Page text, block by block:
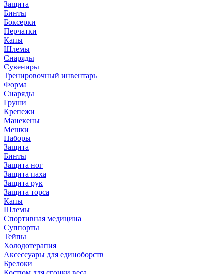
Защита
Бинты
Боксерки
Перчатки
Капы
Шлемы
Снаряды
Сувениры
Тренировочный инвентарь
Форма
Снаряды
Груши
Крепежи
Манекены
Мешки
Наборы
Защита
Бинты
Защита ног
Защита паха
Защита рук
Защита торса
Капы
Шлемы
Спортивная медицина
Суппорты
Тейпы
Холодотерапия
Аксессуары для единоборств
Брелоки
Костюм для сгонки веса